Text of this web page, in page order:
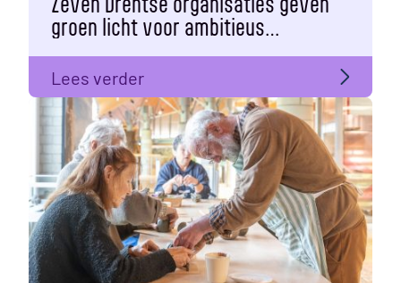
groen licht voor ambitieus
programma Vrijwilligers Drenthe
2026-2027
Lees verder